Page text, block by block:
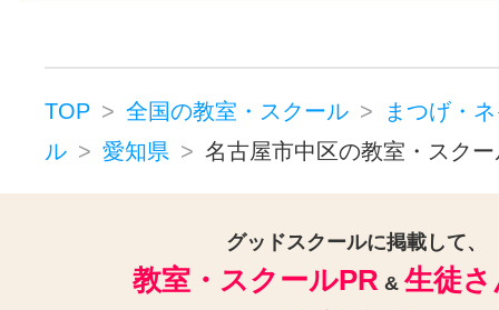
TOP 全国の教室・スクール
まつげ・
ル
愛知県 名古屋市中区の教室・スクー
グッドスクールに掲載して、
教室・スクールPR & 生徒